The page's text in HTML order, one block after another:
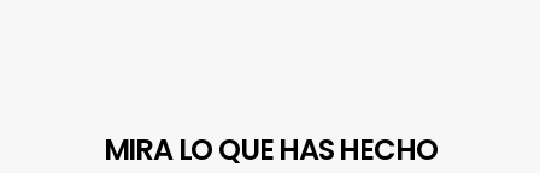
MIRA LO QUE HAS HECHO